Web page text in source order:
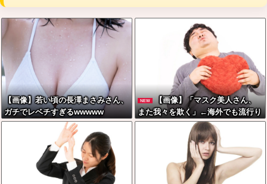
【画像】若い頃の長澤まさみさん、
ガチでレベチすぎるwwwww
NEW
【画像】「マスク美人さん、
また我々を欺く」←海外でも流行り
だした結果がこちらw w w w w w